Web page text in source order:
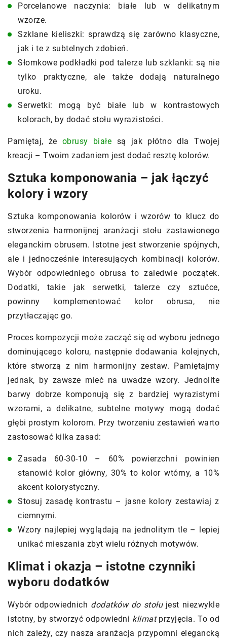
Porcelanowe naczynia: białe lub w delikatnym
wzorze.
Szklane kieliszki: sprawdzą się zarówno klasyczne,
jak i te z subtelnych zdobień.
Słomkowe podkładki pod talerze lub szklanki: są nie
tylko praktyczne, ale także dodają naturalnego
uroku.
Serwetki: mogą być białe lub w kontrastowych
kolorach, by dodać stołu wyrazistości.
Pamiętaj, że obrusy białe są jak płótno dla Twojej
kreacji – Twoim zadaniem jest dodać resztę kolorów.
Sztuka komponowania – jak łączyć
kolory i wzory
Sztuka komponowania kolorów i wzorów to klucz do
stworzenia harmonijnej aranżacji stołu zastawionego
eleganckim obrusem. Istotne jest stworzenie spójnych,
ale i jednocześnie interesujących kombinacji kolorów.
Wybór odpowiedniego obrusa to zaledwie początek.
Dodatki, takie jak serwetki, talerze czy sztućce,
powinny komplementować kolor obrusa, nie
przytłaczając go.
Proces kompozycji może zacząć się od wyboru jednego
dominującego koloru, następnie dodawania kolejnych,
które stworzą z nim harmonijny zestaw. Pamiętajmy
jednak, by zawsze mieć na uwadze wzory. Jednolite
barwy dobrze komponują się z bardziej wyrazistymi
wzorami, a delikatne, subtelne motywy mogą dodać
głębi prostym kolorom. Przy tworzeniu zestawień warto
zastosować kilka zasad:
Zasada 60-30-10 – 60% powierzchni powinien
stanowić kolor główny, 30% to kolor wtórny, a 10%
akcent kolorystyczny.
Stosuj zasadę kontrastu – jasne kolory zestawiaj z
ciemnymi.
Wzory najlepiej wyglądają na jednolitym tle – lepiej
unikać mieszania zbyt wielu różnych motywów.
Klimat i okazja – istotne czynniki
wyboru dodatków
Wybór odpowiednich dodatków do stołujest niezwykle
istotny, by stworzyć odpowiedni klimatprzyjęcia. To od
nich zależy, czy nasza aranżacja przypomni elegancką